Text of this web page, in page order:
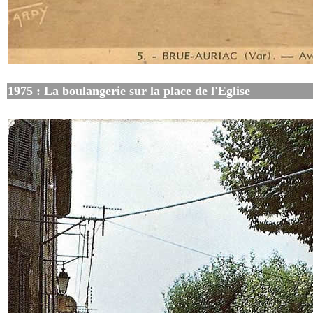
1975 : La boulangerie sur la place de l'Eglise